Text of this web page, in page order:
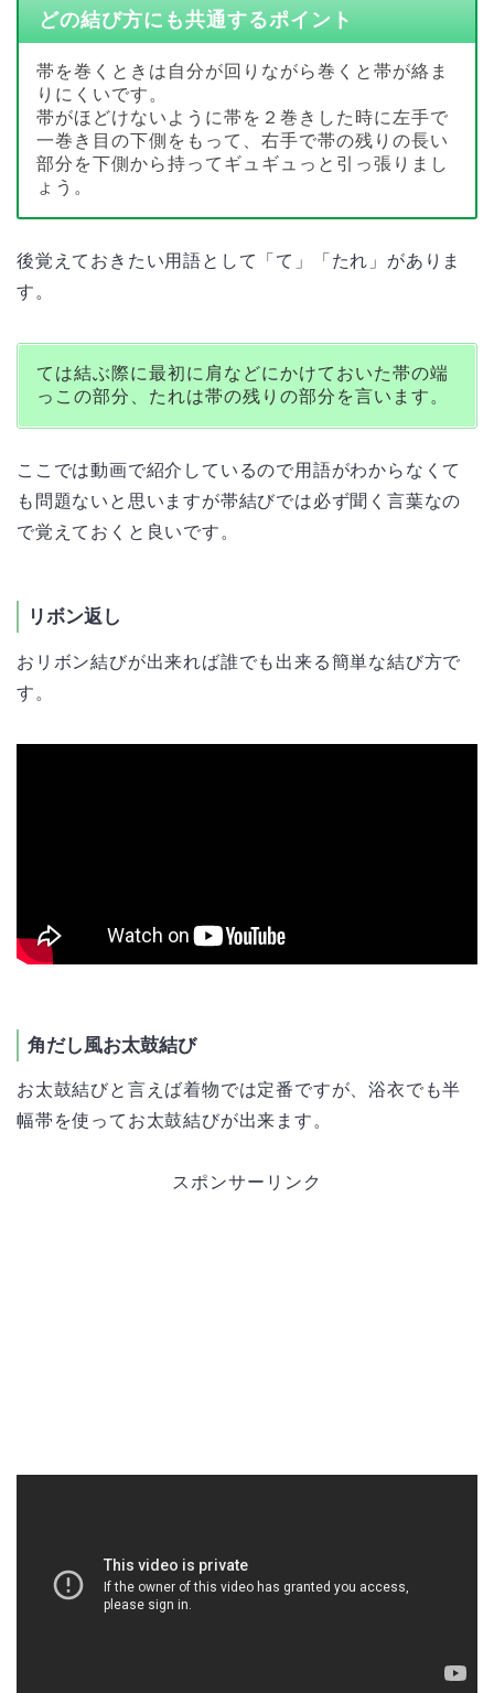
どの結び方にも共通するポイント
帯を巻くときは自分が回りながら巻くと帯が絡ま
りにくいです。
帯がほどけないように帯を２巻きした時に左手で
一巻き目の下側をもって、右手で帯の残りの長い
部分を下側から持ってギュギュっと引っ張りまし
ょう。
後覚えておきたい用語として「て」「たれ」がありま
す。
ては結ぶ際に最初に肩などにかけておいた帯の端
っこの部分、たれは帯の残りの部分を言います。
ここでは動画で紹介しているので用語がわからなくて
も問題ないと思いますが帯結びでは必ず聞く言葉なの
で覚えておくと良いです。
リボン返し
おリボン結びが出来れば誰でも出来る簡単な結び方で
す。
角だし風お太鼓結び
お太鼓結びと言えば着物では定番ですが、浴衣でも半
幅帯を使ってお太鼓結びが出来ます。
スポンサーリンク